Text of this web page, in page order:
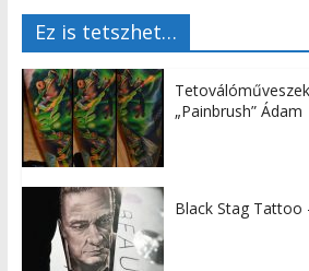
Ez is tetszhet…
„Painbrush” Ádam
Black Stag Tattoo